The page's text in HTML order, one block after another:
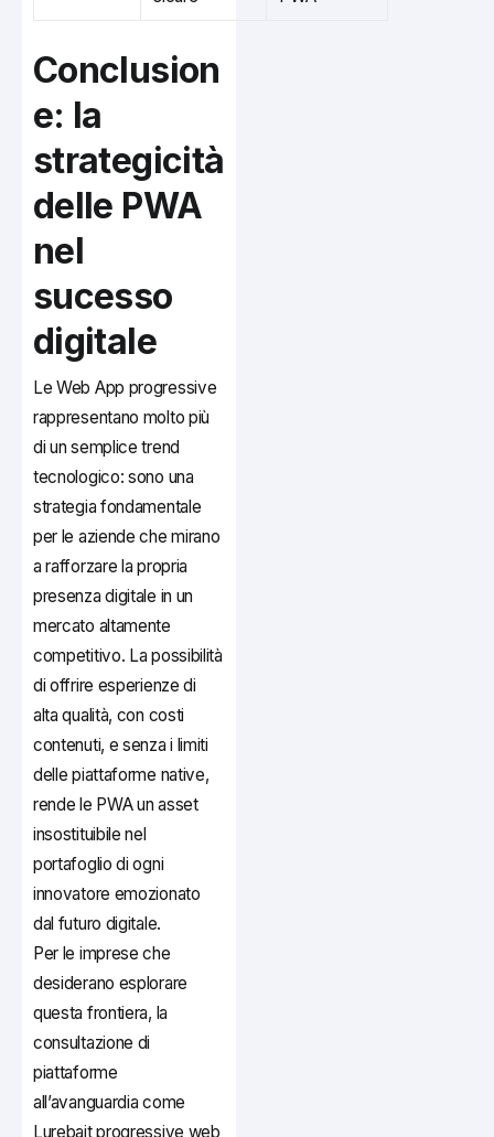
Conclusion
e: la
strategicità
delle PWA
nel
sucesso
digitale
Le Web App progressive
rappresentano molto più
di un semplice trend
tecnologico: sono una
strategia fondamentale
per le aziende che mirano
a rafforzare la propria
presenza digitale in un
mercato altamente
competitivo. La possibilità
di offrire esperienze di
alta qualità, con costi
contenuti, e senza i limiti
delle piattaforme native,
rende le PWA un asset
insostituibile nel
portafoglio di ogni
innovatore emozionato
dal futuro digitale.
Per le imprese che
desiderano esplorare
questa frontiera, la
consultazione di
piattaforme
all’avanguardia come
Lurebait progressive web